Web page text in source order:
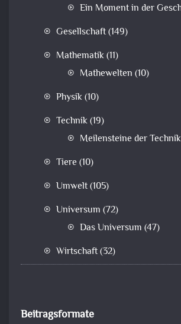
Ein Moment in der
Gesellschaft(149)
Mathematik(11)
Mathewelten (10)
Physik(10)
Technik(19)
Meilensteine der Technik
Tiere (10)
Umwelt(105)
Universum (72)
Das Universum (47)
Wirtschaft(32)
Beitragsformate